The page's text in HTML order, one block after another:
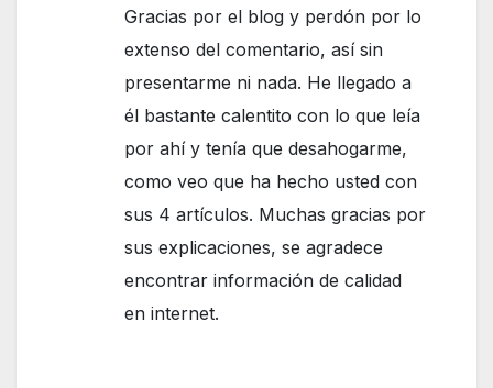
Gracias por el blog y perdón por lo
extenso del comentario, así sin
presentarme ni nada. He llegado a
él bastante calentito con lo que leía
por ahí y tenía que desahogarme,
como veo que ha hecho usted con
sus 4 artículos. Muchas gracias por
sus explicaciones, se agradece
encontrar información de calidad
en internet.